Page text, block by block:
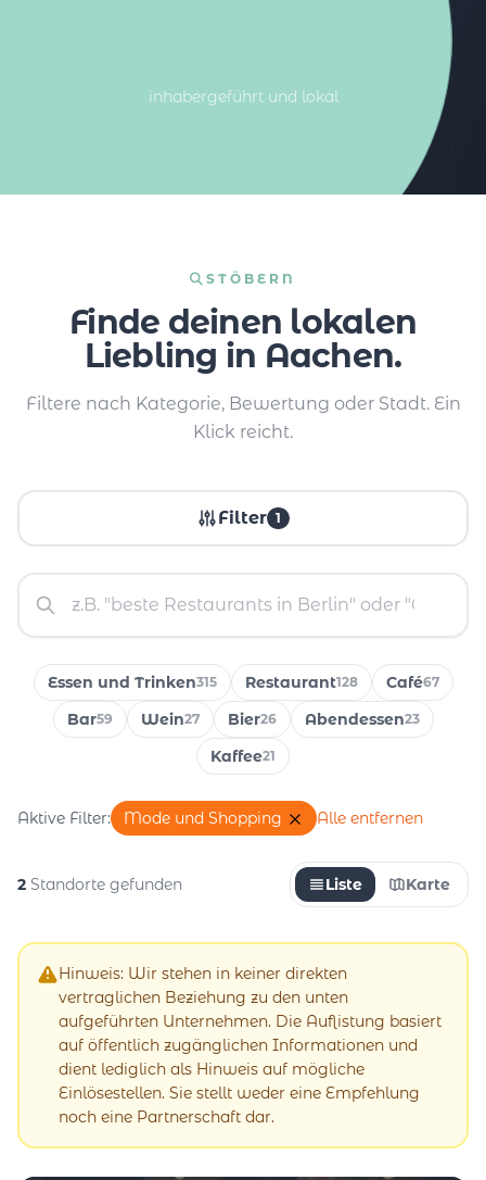
inhabergeführt und lokal
STÖBERN
Finde deinen lokalen
Liebling in Aachen.
Filtere nach Kategorie, Bewertung oder Stadt. Ein
Klick reicht.
Filter 1
Essen und Trinken315 Restaurant128 Café67
Bar59 Wein27 Bier26 Abendessen23
Kaffee21
Aktive Filter: Mode und Shopping Alle entfernen
2 Standorte gefunden Liste Karte
Hinweis: Wir stehen in keiner direkten
vertraglichen Beziehung zu den unten
aufgeführten Unternehmen. Die Auflistung basiert
auf öffentlich zugänglichen Informationen und
dient lediglich als Hinweis auf mögliche
Einlösestellen. Sie stellt weder eine Empfehlung
noch eine Partnerschaft dar.